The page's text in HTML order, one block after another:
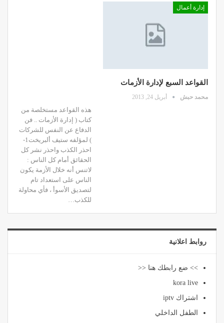
إدارة أعمال
القواعد السبع لإدارة الأزمات
محمد حبش أبريل 24, 2013
هذه القواعد مستخلصة من
كتاب ( إدارة الأزمات .. فن
الدفاع عن النفس للشركات
) لمؤلفه ستيف ألبريخت1-
احذر الكذب واحذر نشر كل
الحقائق أمام كل الناس :
لاتنس أنه خلال الأزمة يكون
الناس على استعداد تام
لتصديق الأسوأ ، فأي محاولة
للكذب…
روابط اعلانية
>> ضع رابطك هنا <<
kora live
اشتراك iptv
الطفل الداخلي